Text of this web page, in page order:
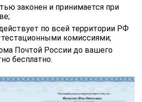
законен и принимается при
по всей территории РФ
комиссиями;
Почтой России до вашего
бесплатно.